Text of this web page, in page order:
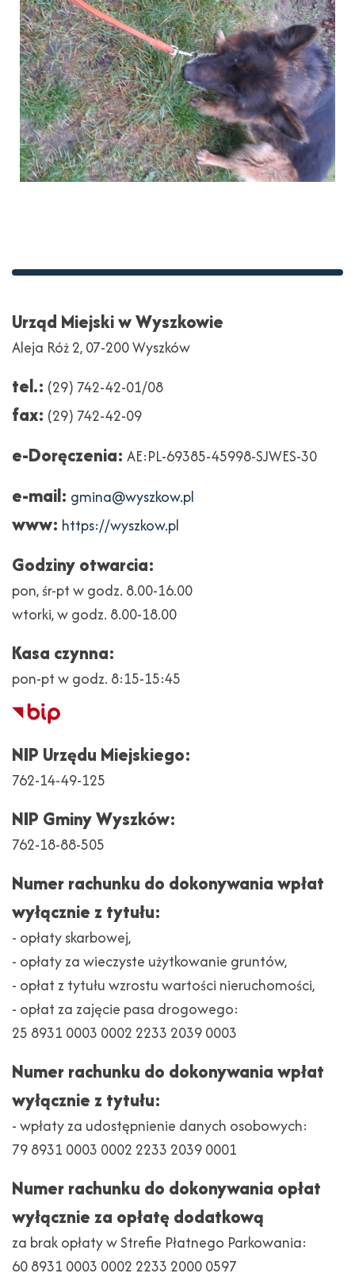
Stopka
Adres
Urząd Miejski w Wyszkowie
Aleja Róż 2, 07-200 Wyszków
tel.: (29) 742-42-01/08
fax: (29) 742-42-09
e-Doręczenia: AE:PL-69385-45998-SJWES-30
e-mail: gmina@wyszkow.pl
www: https://wyszkow.pl
Godziny otwarcia:
pon, śr-pt w godz. 8.00-16.00
wtorki, w godz. 8.00-18.00
Kasa czynna:
pon-pt w godz. 8:15-15:45
Biuletyn
Informacji
Publicznej
NIP Urzędu Miejskiego:
762-14-49-125
NIP Gminy Wyszków:
762-18-88-505
Numer rachunku do dokonywania wpłat
wyłącznie z tytułu:
- opłaty skarbowej,
- opłaty za wieczyste użytkowanie gruntów,
- opłat z tytułu wzrostu wartości nieruchomości,
- opłat za zajęcie pasa drogowego:
25 8931 0003 0002 2233 2039 0003
Numer rachunku do dokonywania wpłat
wyłącznie z tytułu:
- wpłaty za udostępnienie danych osobowych:
79 8931 0003 0002 2233 2039 0001
Numer rachunku do dokonywania opłat
wyłącznie za opłatę dodatkową
za brak opłaty w Strefie Płatnego Parkowania:
60 8931 0003 0002 2233 2000 0597